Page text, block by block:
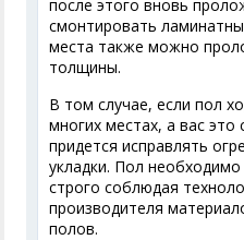
после этого вновь
смонтировать
места также можно
толщины.
В том случае, если пол
многих местах, а вас
придется исправлять
укладки. Пол
строго соблюдая
производителя
полов.